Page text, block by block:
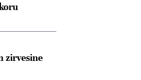
zirvesine